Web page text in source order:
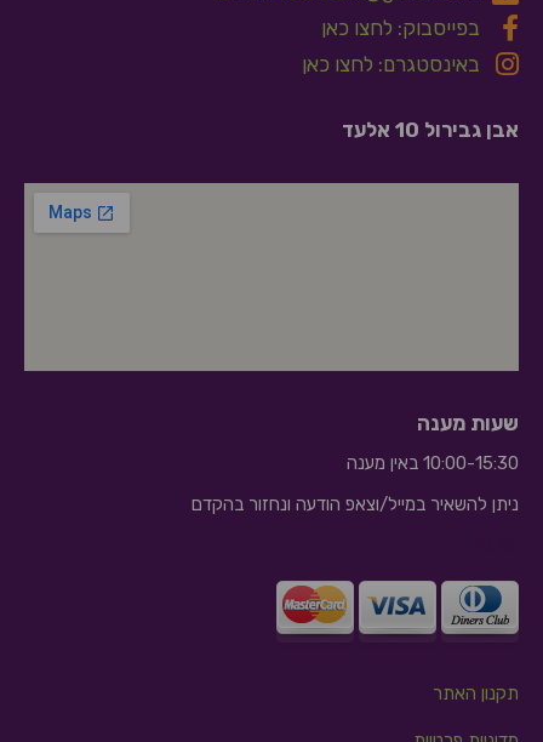
בפייסבוק: לחצו כאן
באינסטגרם: לחצו כאן
אבן גבירול 10 אלעד
שעות מענה
10:00-15:30 באין מענה
ניתן להשאיר במייל/וצאפ הודעה ונחזור בהקדם
תקנון האתר